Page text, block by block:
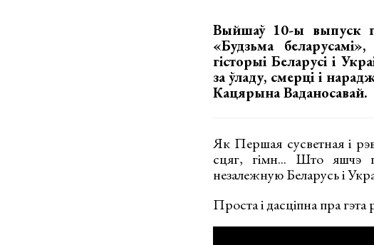
Выйшаў 10-ы выпуск
«Будзьма
гісторыі Беларусі і
за ўладу, смерці і
Кацярына Ваданосавай.
Як Першая сусветная і
сцяг, гімн... Што яшчэ
незалежную Беларусь і
Проста і дасціпна пра